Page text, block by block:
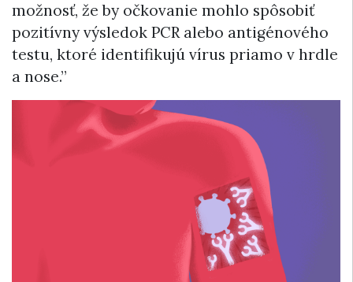
možnosť, že by očkovanie mohlo spôsobiť
pozitívny výsledok PCR alebo antigénového
testu, ktoré identifikujú vírus priamo v hrdle
a nose.”